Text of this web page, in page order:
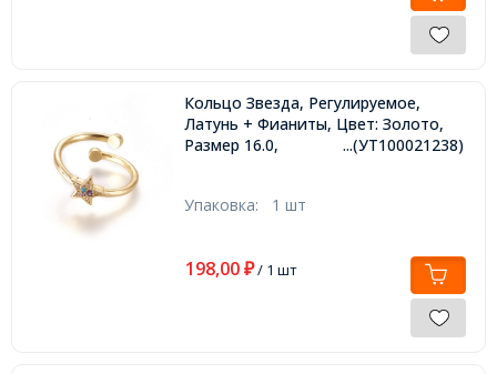
Кольцо Звезда, Регулируемое,
Латунь + Фианиты, Цвет: Золото,
Размер 16.0,
...(УТ100021238)
Упаковка: 1 шт
198,00 ₽/ 1 шт